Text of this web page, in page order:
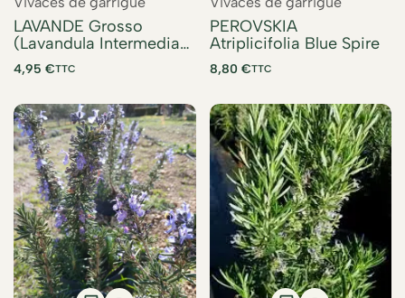
LAVANDE Grosso
(Lavandula Intermedia
Grosso)
4,95 €TTC
PEROVSKIA
Atriplicifolia Blue Spire
8,80 €TTC